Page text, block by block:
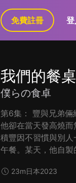
免費註冊
我們的餐
僕らの食卓
第6集： 豐與兄弟倆
他卻在當天發高燒
積豐因不習慣與別
午餐。某天，他自
23m日本2023